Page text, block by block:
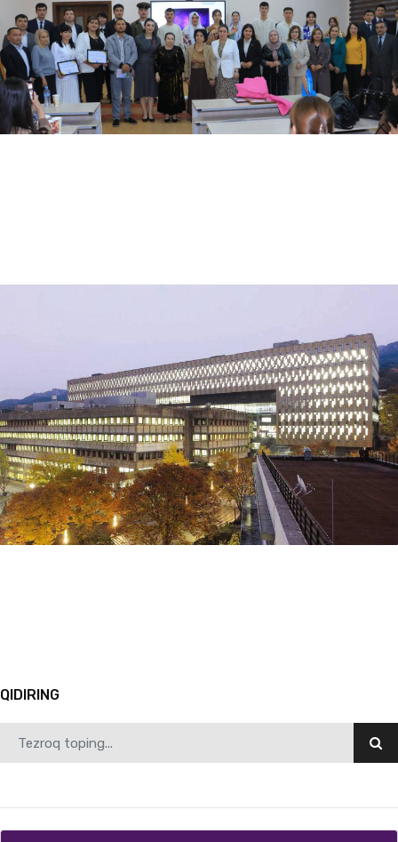
04.17.2024 2277
Oʻzbekiston-Finlandiya pedagogika institutida Janubiy Koreyaning Seul milliy universiteti…
04.17.2024 4397
Hamkorlik memorandumi imzolandi
Hamkorlik memorandumi imzolandi
QIDIRING